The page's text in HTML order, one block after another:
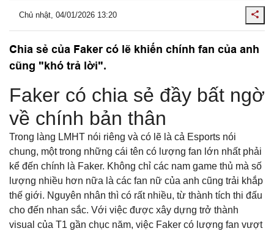
Chủ nhật, 04/01/2026 13:20
Chia sẻ của Faker có lẽ khiến chính fan của anh
cũng "khó trả lời".
Faker có chia sẻ đầy bất ngờ
về chính bản thân
Trong làng LMHT nói riêng và có lẽ là cả Esports nói
chung, một trong những cái tên có lượng fan lớn nhất phải
kể đến chính là Faker. Không chỉ các nam game thủ mà số
lượng nhiều hơn nữa là các fan nữ của anh cũng trải khắp
thế giới. Nguyên nhân thì có rất nhiều, từ thành tích thi đấu
cho đến nhan sắc. Với việc được xây dựng trở thành
visual của T1 gần chục năm, việc Faker có lượng fan vượt